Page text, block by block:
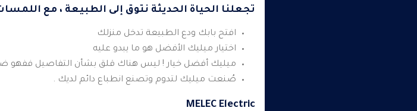
تجعلنا الحياة الحديثة نتوق إلى الطبيعة ، مع
افتح بابك ودع الطبيعة تدخل منزلك
اختيار ميليك الأفضل هو ما يبدو عليه
ميليك أفضل خيار ! ليس هناك قلق بشأن التفاصيل ففهو
صُنعت ميليك لتدوم وتصنع انطباع دائم لديك .
MELEC Electric